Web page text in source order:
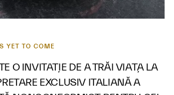
YET TO COME
O INVITAȚIE DE A TRĂI VIAȚA LA
EXCLUSIV ITALIANĂ A